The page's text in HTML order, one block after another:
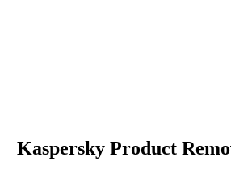
Kaspersky Product